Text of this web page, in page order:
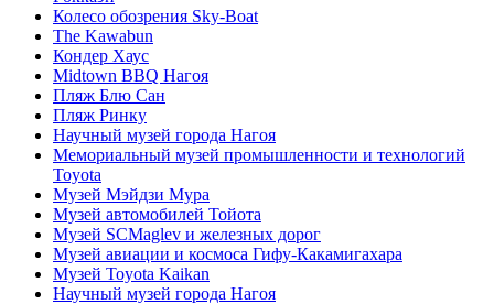
Колесо обозрения Sky-Boat
The Kawabun
Кондер Хаус
Midtown BBQ Нагоя
Пляж Блю Сан
Пляж Ринку
Научный музей города Нагоя
Мемориальный музей промышленности и технологий
Toyota
Музей Мэйдзи Мура
Музей автомобилей Тойота
Музей SCMaglev и железных дорог
Музей авиации и космоса Гифу-Какамигахара
Музей Toyota Kaikan
Научный музей города Нагоя